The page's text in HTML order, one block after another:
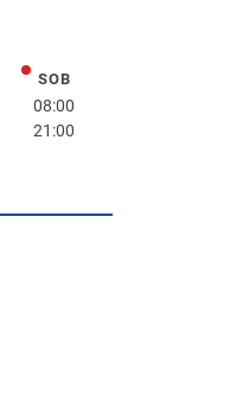
SOBsobota
08:00
21:00